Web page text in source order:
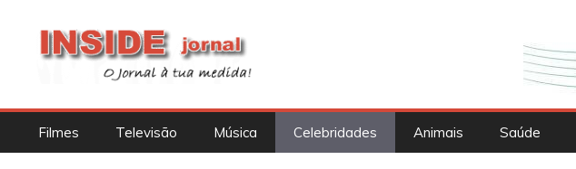
Filmes Televisão Música Celebridades Animais Saúde